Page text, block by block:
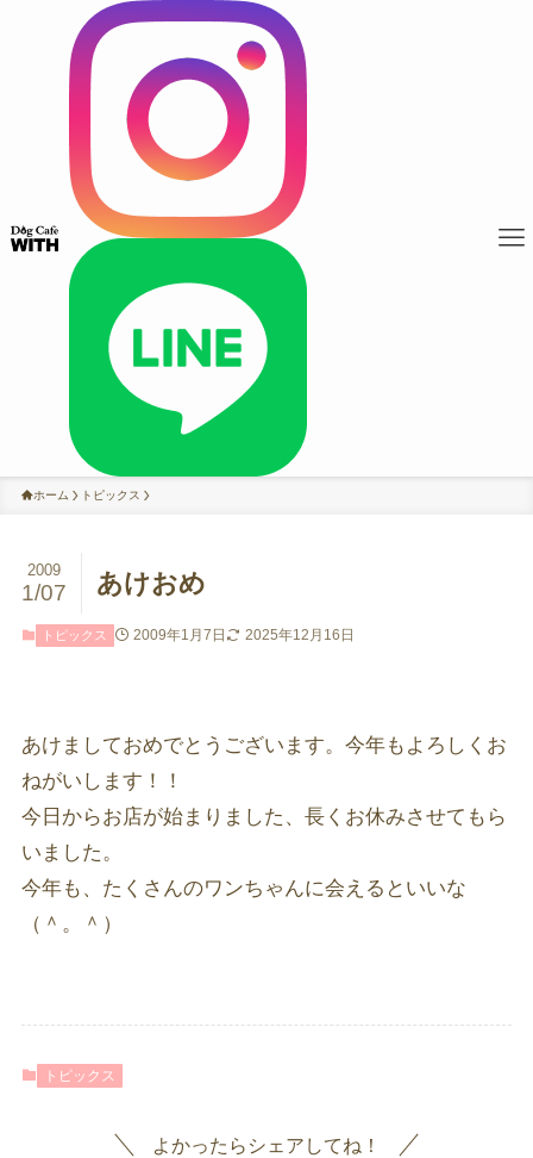
ホーム トピックス
あけおめ
2009
1/07
トピックス 2009年1月7日 2025年12月16日
あけましておめでとうございます。今年もよろしくお
ねがいします！！
今日からお店が始まりました、長くお休みさせてもら
いました。
今年も、たくさんのワンちゃんに会えるといいな
（＾。＾）
トピックス
よかったらシェアしてね！